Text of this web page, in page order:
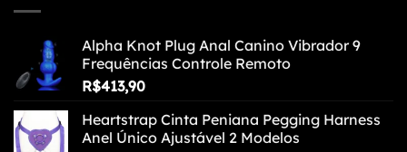
Alpha Knot Plug Anal Canino Vibrador 9
Frequências Controle Remoto
R$413,90
Heartstrap Cinta Peniana Pegging Harness
Anel Único Ajustável 2 Modelos